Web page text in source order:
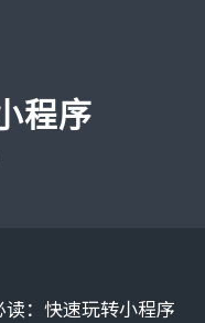
程序
读：快速玩转小程序